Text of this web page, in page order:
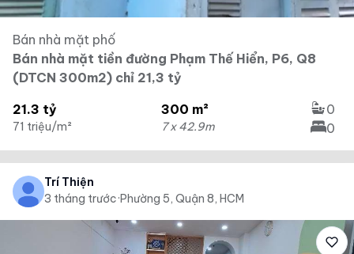
Bán nhà mặt phố
Bán nhà mặt tiền đường Phạm Thế Hiển, P6, Q8
(DTCN 300m2) chỉ 21,3 tỷ
21.3 tỷ
71 triệu/m²
300 m²
7 x 42.9m
0
0
Trí Thiện
3 tháng trước·Phường 5, Quận 8, HCM